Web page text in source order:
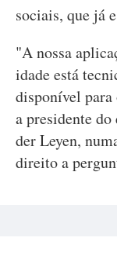
sociais, que já
"A nossa
idade está
disponível
a presidente
der Leyen,
direito a